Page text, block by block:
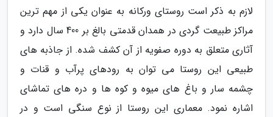
لازم به ذکر است روستای ورکانه به عنوان یکی از مهم ترین
مراکز طبیعت گردی در همدان قدمتی بالغ بر 400 سال دارد و
آثاری متعلق به دوره صفویه از آن کشف شده. از جاذبه های
طبیعی این روستا می توان به رودهای پرآب و قنات و
چشمه سار و باغ های میوه و کوه ها و دره های تماشای
اشاره نمود. معماری این روستا از نوع سنگی است و در